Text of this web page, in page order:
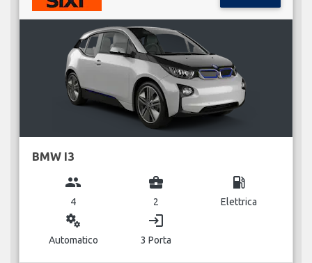
BMW I3
group
4
business_center
2
local_gas_station
Elettrica
miscellaneous_services
Automatico
login
3 Porta